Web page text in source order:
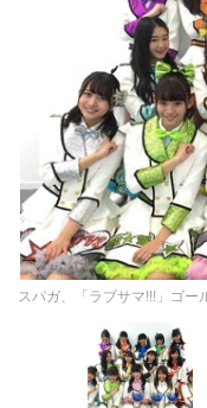
スパガ、「ラブサマ!!!」ゴー